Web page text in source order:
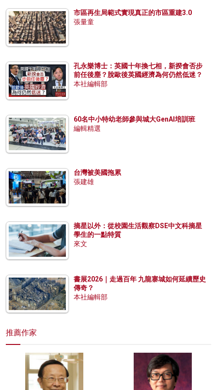
市區再生局範式實現真正的市區重建3.0
張量童
孔永樂博士：英國十年換七相，新揆會否步
前任後塵？脫歐後英國經濟為何仍然低迷？
本社編輯部
60名中小特幼老師參與城大GenAI培訓班
編輯精選
台灣被美國拖累
張建雄
摘星以外：從校園生活觀察DSE中文科摘星
學生的一點特質
來文
書展2026｜走過百年 九龍寨城如何延續歷史
傳奇？
本社編輯部
推薦作家